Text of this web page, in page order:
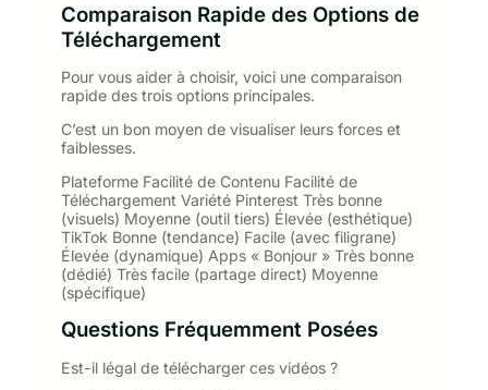
Comparaison Rapide des Options de
Téléchargement
Pour vous aider à choisir, voici une comparaison
rapide des trois options principales.
C’est un bon moyen de visualiser leurs forces et
faiblesses.
Plateforme Facilité de Contenu Facilité de
Téléchargement Variété Pinterest Très bonne
(visuels) Moyenne (outil tiers) Élevée (esthétique)
TikTok Bonne (tendance) Facile (avec filigrane)
Élevée (dynamique) Apps « Bonjour » Très bonne
(dédié) Très facile (partage direct) Moyenne
(spécifique)
Questions Fréquemment Posées
Est-il légal de télécharger ces vidéos ?